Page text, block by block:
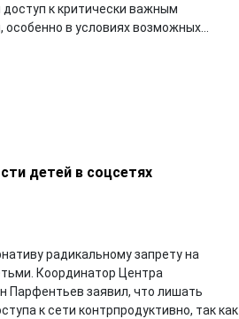
к критически важным
в условиях возможных...
детей в соцсетях
радикальному запрету на
Координатор Центра
Парфентьев заявил, что лишать
к сети контрпродуктивно, так как